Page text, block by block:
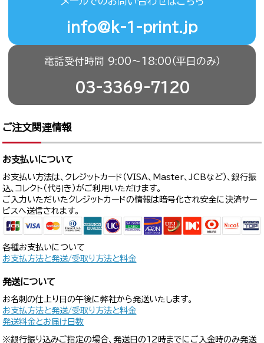
info@k-1-print.jp
電話受付時間 9:00〜18:00（平日のみ）
03-3369-7120
ご注文関連情報
お支払いについて
お支払い方法は、クレジットカード（VISA、Master、JCBなど）、銀行振
込、コレクト（代引き）がご利用いただけます。
ご入力いただいたクレジットカードの情報は暗号化され安全に決済サー
ビスへ送信されます。
各種お支払いについて
お支払方法と発送/受取り方法と料金
発送について
お名刺の仕上り日の午後に弊社から発送いたします。
お支払方法と発送/受取り方法と料金
発送料金とお届け日数
※銀行振り込みご指定の場合、発送日の12時までにご入金時のみ発送